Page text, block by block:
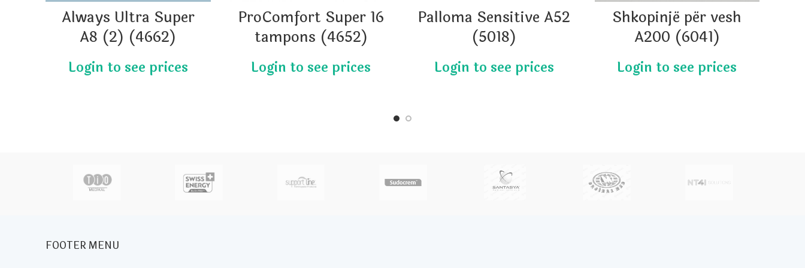
Always Ultra Super
A8 (2) (4662)
ProComfort Super 16
tampons (4652)
Palloma Sensitive A52
(5018)
Shkopinjë për vesh
A200 (6041)
FOOTER MENU